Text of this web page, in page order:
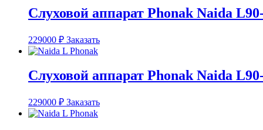
Слуховой аппарат Phonak Naida
229000 ₽ Заказать
Слуховой аппарат Phonak Naida
229000 ₽ Заказать